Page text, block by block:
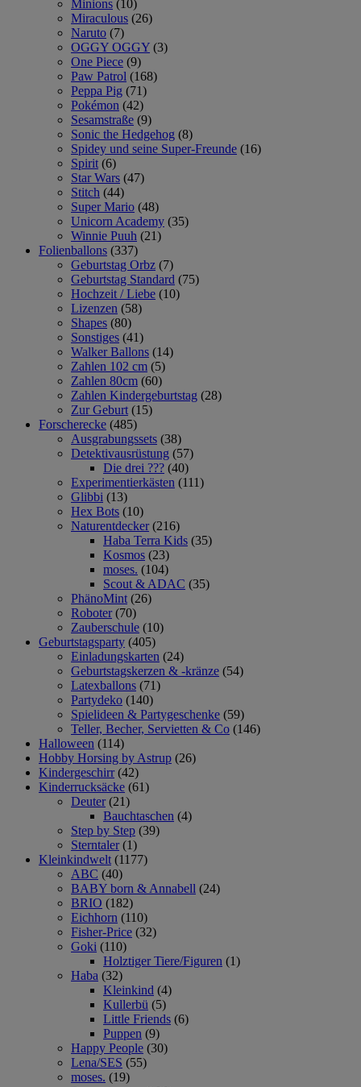
Minions (10)
Miraculous (26)
Naruto (7)
OGGY OGGY (3)
One Piece (9)
Paw Patrol (168)
Peppa Pig (71)
Pokémon (42)
Sesamstraße (9)
Sonic the Hedgehog (8)
Spidey und seine Super-Freunde (16)
Spirit (6)
Star Wars (47)
Stitch (44)
Super Mario (48)
Unicorn Academy (35)
Winnie Puuh (21)
Folienballons (337)
Geburtstag Orbz (7)
Geburtstag Standard (75)
Hochzeit / Liebe (10)
Lizenzen (58)
Shapes (80)
Sonstiges (41)
Walker Ballons (14)
Zahlen 102 cm (5)
Zahlen 80cm (60)
Zahlen Kindergeburtstag (28)
Zur Geburt (15)
Forscherecke (485)
Ausgrabungssets (38)
Detektivausrüstung (57)
Die drei ??? (40)
Experimentierkästen (111)
Glibbi (13)
Hex Bots (10)
Naturentdecker (216)
Haba Terra Kids (35)
Kosmos (23)
moses. (104)
Scout & ADAC (35)
PhänoMint (26)
Roboter (70)
Zauberschule (10)
Geburtstagsparty (405)
Einladungskarten (24)
Geburtstagskerzen & -kränze (54)
Latexballons (71)
Partydeko (140)
Spielideen & Partygeschenke (59)
Teller, Becher, Servietten & Co (146)
Halloween (114)
Hobby Horsing by Astrup (26)
Kindergeschirr (42)
Kinderrucksäcke (61)
Deuter (21)
Bauchtaschen (4)
Step by Step (39)
Sterntaler (1)
Kleinkindwelt (1177)
ABC (40)
BABY born & Annabell (24)
BRIO (182)
Eichhorn (110)
Fisher-Price (32)
Goki (110)
Holztiger Tiere/Figuren (1)
Haba (32)
Kleinkind (4)
Kullerbü (5)
Little Friends (6)
Puppen (9)
Happy People (30)
Lena/SES (55)
moses. (19)